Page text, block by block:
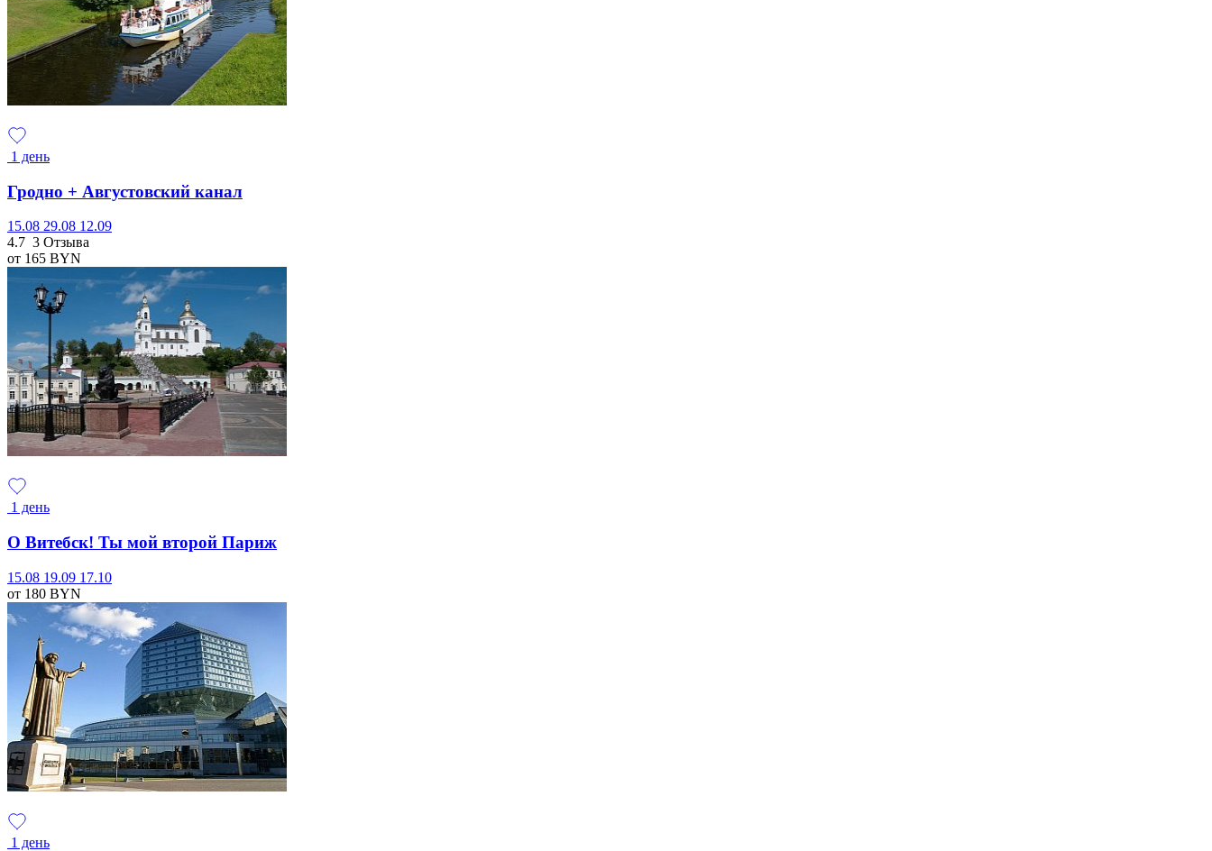
1 день
Гродно + Августовский канал
15.08 29.08 12.09
4.7 3 Отзыва
от 165 BYN
1 день
О Витебск! Ты мой второй Париж
15.08 19.09 17.10
от 180 BYN
1 день